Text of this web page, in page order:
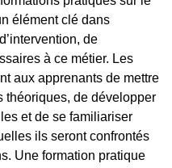
élément clé dans
de
à ce métier. Les
aux apprenants de mettre
théoriques, de développer
et de se familiariser
ils seront confrontés
Une formation pratique